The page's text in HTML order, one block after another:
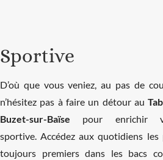
Sportive
D’où que vous veniez, au pas de
n’hésitez pas à faire un détour au
Buzet-sur-Baïse pour enrichir
sportive. Accédez aux quotidiens
toujours premiers dans les bacs